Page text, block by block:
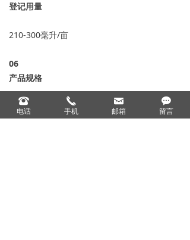
登记用量
210-300毫升/亩
06
产品规格
400克*20瓶、900克*15瓶
뀰
电话
끅
手机
낂
邮箱
끁
留言